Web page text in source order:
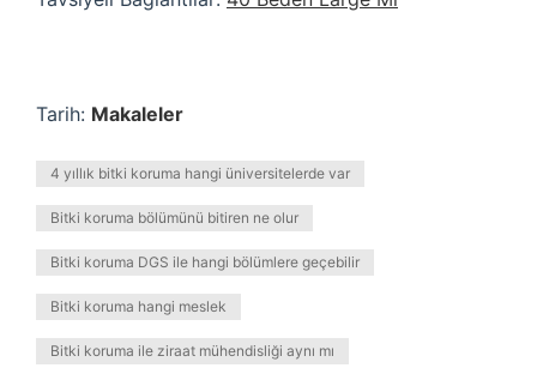
Tarih: Makaleler
4 yıllık bitki koruma hangi üniversitelerde var
Bitki koruma bölümünü bitiren ne olur
Bitki koruma DGS ile hangi bölümlere geçebilir
Bitki koruma hangi meslek
Bitki koruma ile ziraat mühendisliği aynı mı